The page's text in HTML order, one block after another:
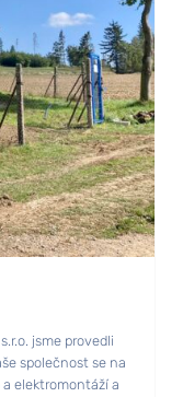
jsme provedli
společnost se na
elektromontáží a